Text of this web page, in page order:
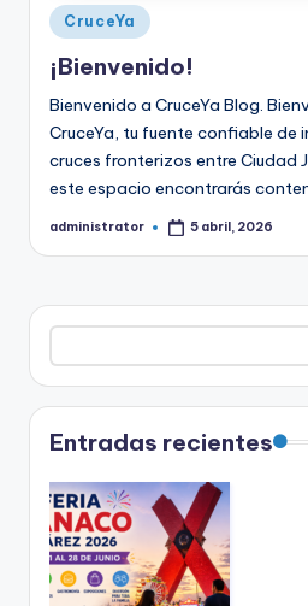
Publicado
en
CruceYa
¡Bienvenido!
Bienvenido a CruceYa Blog.
CruceYa, tu fuente confiable de
cruces fronterizos entre Ciudad
este espacio encontrarás
Publicado
administrator 5 abril, 2026
Buscar
Entradas recientes